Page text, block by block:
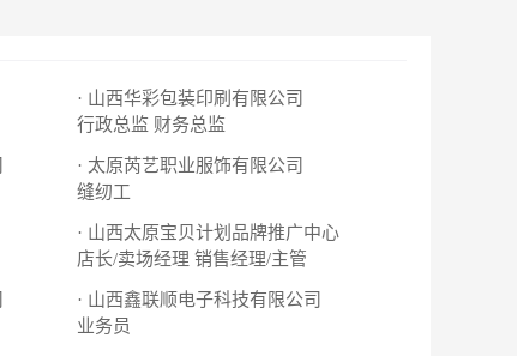
· 山西华彩包装印刷有限公司
行政总监 财务总监
· 太原芮艺职业服饰有限公司
缝纫工
· 山西太原宝贝计划品牌推广中心
店长/卖场经理 销售经理/主管
· 山西鑫联顺电子科技有限公司
业务员